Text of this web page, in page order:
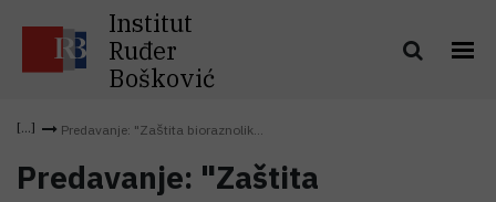
Institut
Ruđer
Bošković
Predavanje: "Zaštita bioraznolik...
Predavanje: "Zaštita